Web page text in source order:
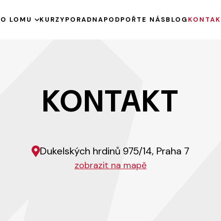
O LOMU
PODPOŘENÉ PROJEKTY
KURZYPORADNAPODPOŘTE NÁSBLOG
KONTAKT
Dukelských hrdinů 975/14, Praha 7
zobrazit na mapě